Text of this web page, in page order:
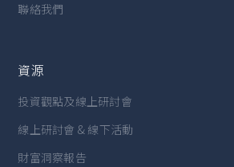
聯絡我們
資源
投資觀點及線上研討會
線上研討會 & 線下活動
財富洞察報告